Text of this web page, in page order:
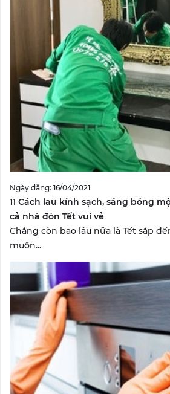
Ngày đăng: 16/04/2021
11 Cách lau kính sạch, sáng bóng
cả nhà đón Tết vui vẻ
Chẳng còn bao lâu nữa là Tết sắp
muốn...